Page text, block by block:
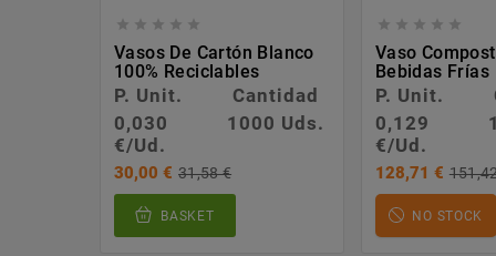
    
Vasos De Cartón Blanco
100% Reciclables
P. Unit.
Cantidad
0,030
€/Ud.
1000 Uds.
30,00 € 31,58 €
BASKET
    
Vaso
Bebidas Frías
P. Unit.
0,129
€/Ud.
128,71 €
NO STOCK